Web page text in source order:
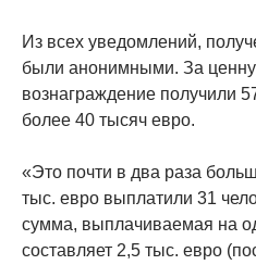
Из всех уведомлений,
были анонимными. За
вознаграждение получили
более 40 тысяч евро.
«Это почти в два раза
тыс. евро выплатили 31
сумма, выплачиваемая на
составляет 2,5 тыс. евро